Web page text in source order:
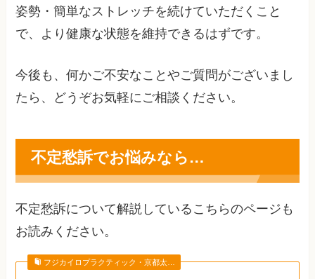
姿勢・簡単なストレッチを続けていただくこと
で、より健康な状態を維持できるはずです。
今後も、何かご不安なことやご質問がございまし
たら、どうぞお気軽にご相談ください。
不定愁訴でお悩みなら…
不定愁訴について解説しているこちらのページも
お読みください。
フジカイロプラクティック・京都太…